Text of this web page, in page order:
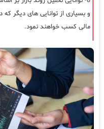
و بسیاری از توانایی های دیگر
مالی کسب خواهند نمود.